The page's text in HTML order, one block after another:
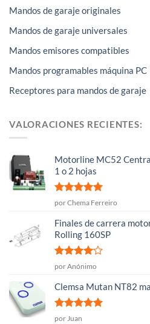
Mandos de garaje originales
Mandos de garaje universales
Mandos emisores compatibles
Mandos programables máquina PC
Receptores para mandos de garaje
VALORACIONES RECIENTES:
Motorline MC52
1 o 2 hojas
Valorado
por Chema Ferreiro
Finales de carrera
Rolling 160SP
Valorado
5
por Anónimo
Clemsa Mutan NT82
Valorado
por Juan